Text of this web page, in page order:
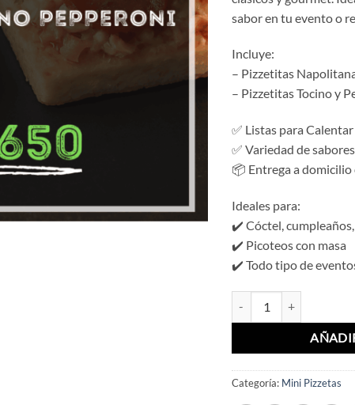
sabor en tu evento o
Incluye:
– Pizzetitas
– Pizzetitas Tocino y
✅ Listas para
✅ Variedad de sabores
📦 Entrega a domicilio
Ideales para:
✔️ Cóctel,
✔️ Picoteos con masa
✔️ Todo tipo de
Categoría: Mini Pizzetas